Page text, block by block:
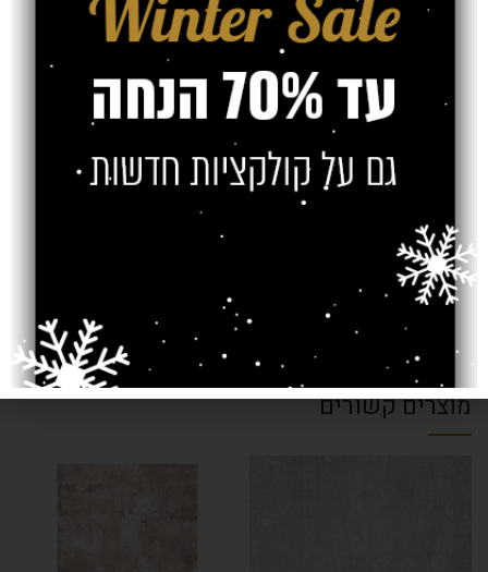
חוות דעת (0)
משלוח
צרו קשר
מוצרים קשורים